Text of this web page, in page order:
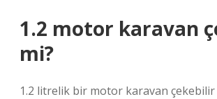
1.2 motor karavan
mi?
1.2 litrelik bir motor karavan çekebilir